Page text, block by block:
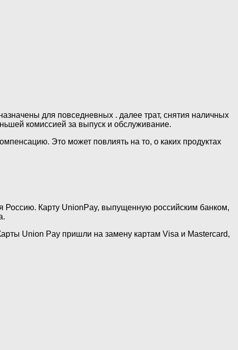
для повседневных . далее трат, снятия наличных
комиссией за выпуск и обслуживание.
Это может повлиять на то, о каких продуктах
Россию. Карту UnionPay, выпущенную российским банком,
Union Pay пришли на замену картам Visa и Mastercard,